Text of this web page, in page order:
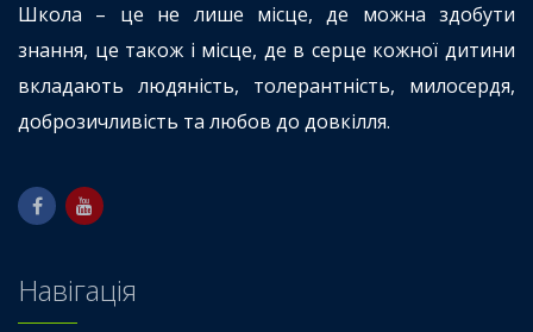
Школа – це не лише місце, де можна здобути
знання, це також і місце, де в серце кожної дитини
вкладають людяність, толерантність, милосердя,
доброзичливість та любов до довкілля.
Навігація